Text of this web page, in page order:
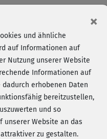
×
und ähnliche
auf Informationen auf
Nutzung unserer Website
Informationen auf
erhobenen Daten
bereitzustellen,
und so
unserer Website an das
zu gestalten.